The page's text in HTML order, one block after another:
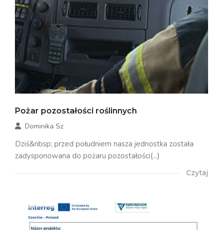
Pożar pozostałości roślinnych
Dominika Sz
Dziś&nbsp; przed południem nasza jednostka została
zadysponowana do pożaru pozostałości(...)
Czytaj